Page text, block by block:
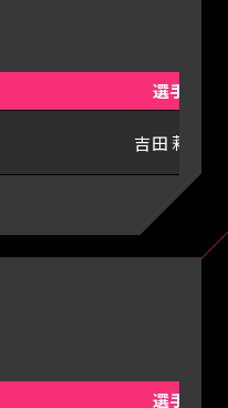
選手
吉田 莉帆
選手